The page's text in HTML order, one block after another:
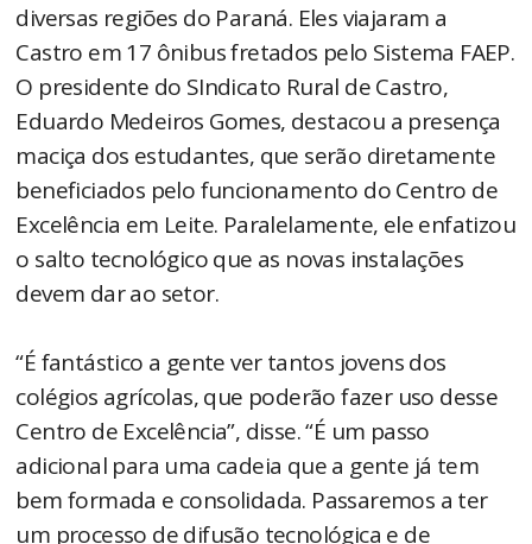
diversas regiões do Paraná. Eles viajaram a
Castro em 17 ônibus fretados pelo Sistema FAEP.
O presidente do SIndicato Rural de Castro,
Eduardo Medeiros Gomes, destacou a presença
maciça dos estudantes, que serão diretamente
beneficiados pelo funcionamento do Centro de
Excelência em Leite. Paralelamente, ele enfatizou
o salto tecnológico que as novas instalações
devem dar ao setor.
“É fantástico a gente ver tantos jovens dos
colégios agrícolas, que poderão fazer uso desse
Centro de Excelência”, disse. “É um passo
adicional para uma cadeia que a gente já tem
bem formada e consolidada. Passaremos a ter
um processo de difusão tecnológica e de